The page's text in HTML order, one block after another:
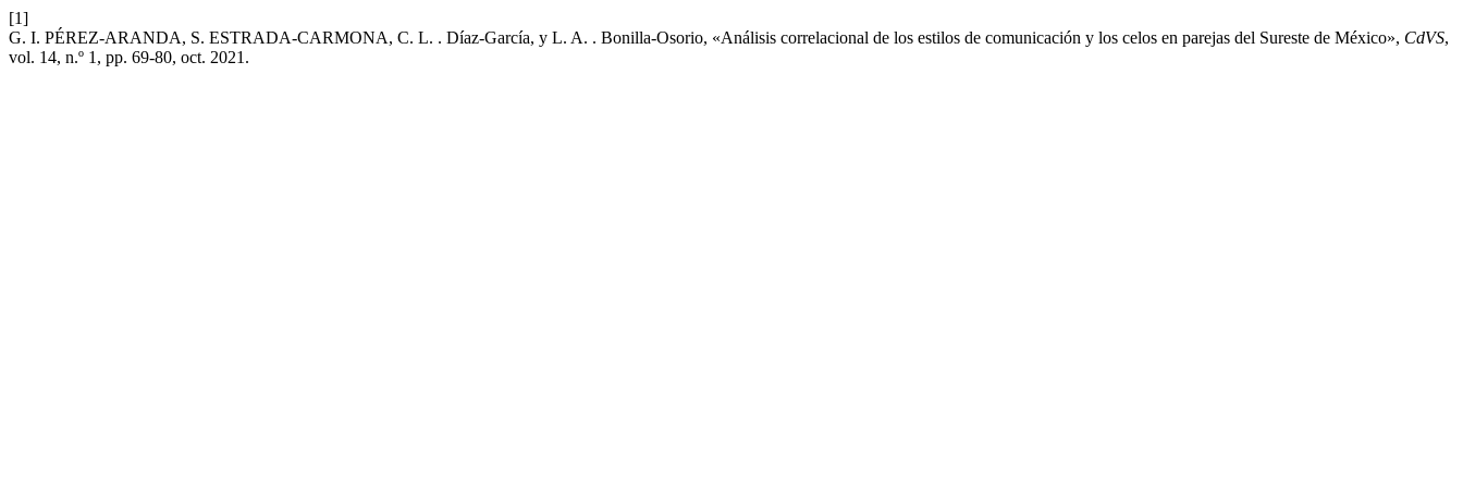
[1]
G. I. PÉREZ-ARANDA, S. ESTRADA-CARMONA, C. L. . Díaz-García, y L. A. . Bonilla-Osorio, «Análisis correlacional de los estilos de comunicación y los celos en parejas del Sureste de México», CdVS,
vol. 14, n.º 1, pp. 69-80, oct. 2021.